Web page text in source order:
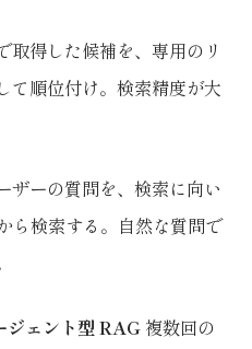
取得した候補を、専用のリ
て順位付け。検索精度が大
ザーの質問を、検索に向い
検索する。自然な質問で
ジェント型 RAG 複数回の